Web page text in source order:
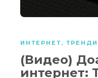
ИНТЕРНЕТ, ТРЕНДИ
(Видео)
интернет: